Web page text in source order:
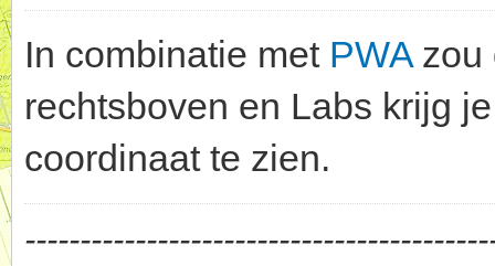
In combinatie met PWAzou
rechtsboven en Labs krijg
coordinaat te zien.